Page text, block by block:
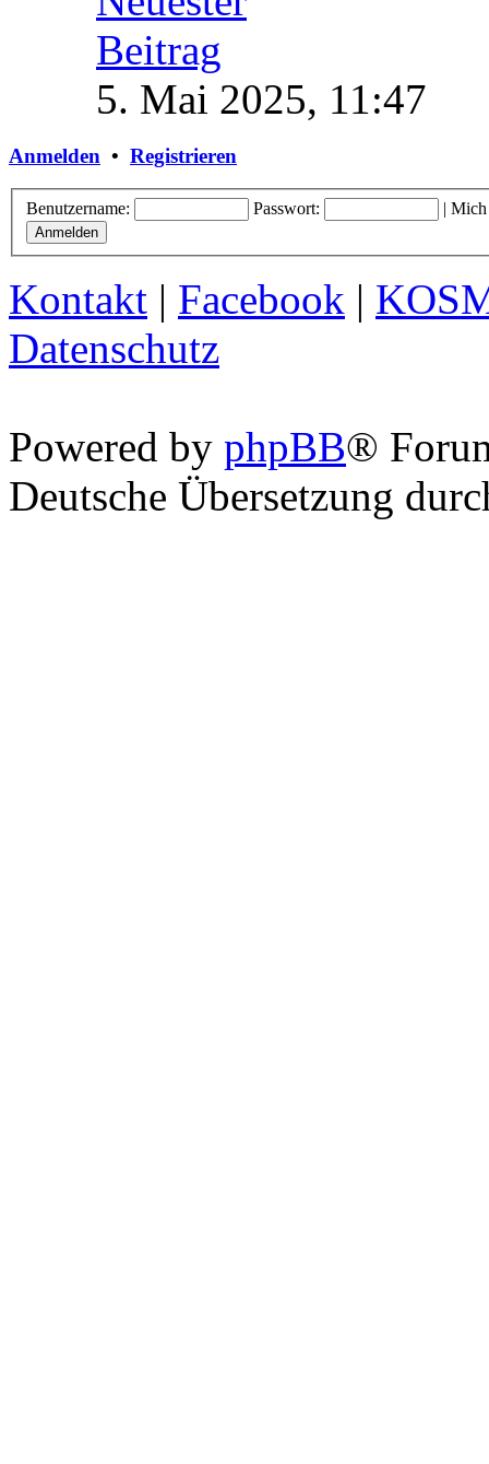
5. Mai 2025, 11:47
Anmelden • Registrieren
Benutzername: Passwort: | Mich
Kontakt | Facebook |
Datenschutz
Powered by phpBB®
Deutsche Übersetzung